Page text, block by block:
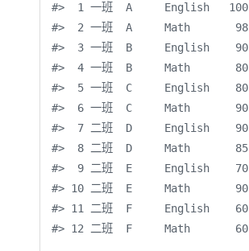
#>  1 一班  A     English   100
#>  2 一班  A     Math       98
#>  3 一班  B     English    90
#>  4 一班  B     Math       80
#>  5 一班  C     English    80
#>  6 一班  C     Math       90
#>  7 二班  D     English    90
#>  8 二班  D     Math       85
#>  9 二班  E     English    70
#> 10 二班  E     Math       90
#> 11 二班  F     English    60
#> 12 二班  F     Math       60